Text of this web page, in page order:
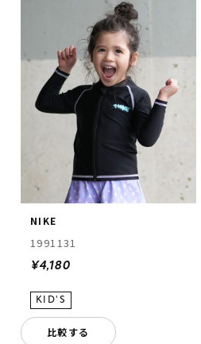
NIKE
1991131
¥4,180
比較する